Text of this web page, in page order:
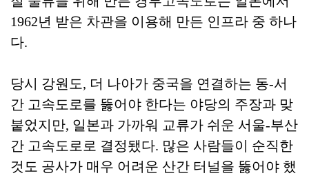
1962년 받은 차관을 이용해 만든 인프라 중 하나
다.
당시 강원도, 더 나아가 중국을 연결하는 동-서
간 고속도로를 뚫어야 한다는 야당의 주장과 맞
붙었지만, 일본과 가까워 교류가 쉬운 서울-부산
간 고속도로로 결정됐다. 많은 사람들이 순직한
것도 공사가 매우 어려운 산간 터널을 뚫어야 했